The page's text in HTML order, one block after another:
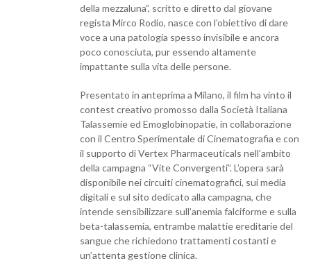
della mezzaluna”, scritto e diretto dal giovane
regista Mirco Rodio, nasce con l’obiettivo di dare
voce a una patologia spesso invisibile e ancora
poco conosciuta, pur essendo altamente
impattante sulla vita delle persone.
Presentato in anteprima a Milano, il film ha vinto il
contest creativo promosso dalla Società Italiana
Talassemie ed Emoglobinopatie, in collaborazione
con il Centro Sperimentale di Cinematografia e con
il supporto di Vertex Pharmaceuticals nell’ambito
della campagna “Vite Convergenti”. L’opera sarà
disponibile nei circuiti cinematografici, sui media
digitali e sul sito dedicato alla campagna, che
intende sensibilizzare sull’anemia falciforme e sulla
beta-talassemia, entrambe malattie ereditarie del
sangue che richiedono trattamenti costanti e
un’attenta gestione clinica.